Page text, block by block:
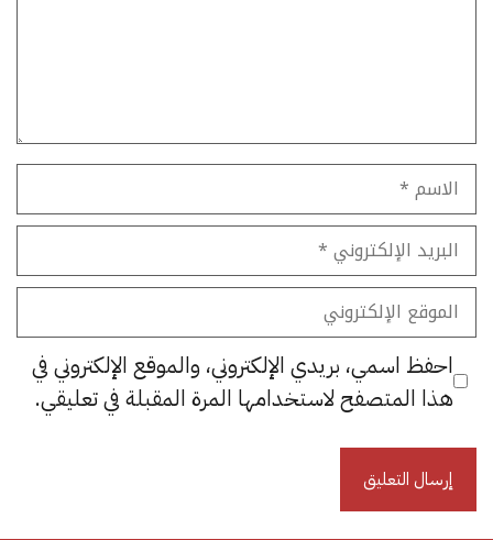
الاسم
البريد
الإلكتروني
الموقع
الإلكتروني
احفظ اسمي، بريدي الإلكتروني، والموقع الإلكتروني في
هذا المتصفح لاستخدامها المرة المقبلة في تعليقي.